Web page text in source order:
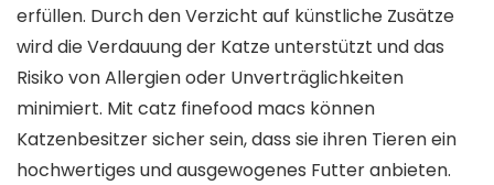
erfüllen. Durch den Verzicht auf künstliche Zusätze
wird die Verdauung der Katze unterstützt und das
Risiko von Allergien oder Unverträglichkeiten
minimiert. Mit catz finefood macs können
Katzenbesitzer sicher sein, dass sie ihren Tieren ein
hochwertiges und ausgewogenes Futter anbieten.